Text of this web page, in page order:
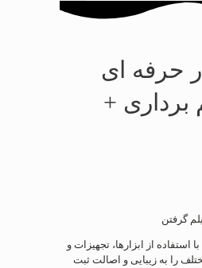
حرفه ای
برداری +
از ابزارها، تجهیزات و
را به زیبایی و اصالت ثبت